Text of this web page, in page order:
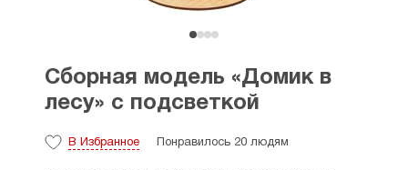
Сборная модель «Домик в
лесу» с подсветкой
В Избранное Понравилось 20 людям